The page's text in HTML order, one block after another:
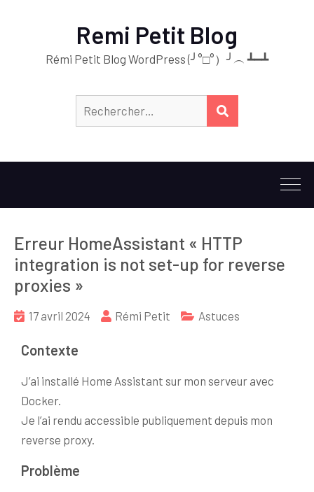
Remi Petit Blog
Rémi Petit Blog WordPress (╯°□°）╯︵ ┻━┻
Erreur HomeAssistant « HTTP
integration is not set-up for reverse
proxies »
17 avril 2024 Rémi Petit Astuces
Contexte
J’ai installé Home Assistant sur mon serveur avec
Docker.
Je l’ai rendu accessible publiquement depuis mon
reverse proxy.
Problème